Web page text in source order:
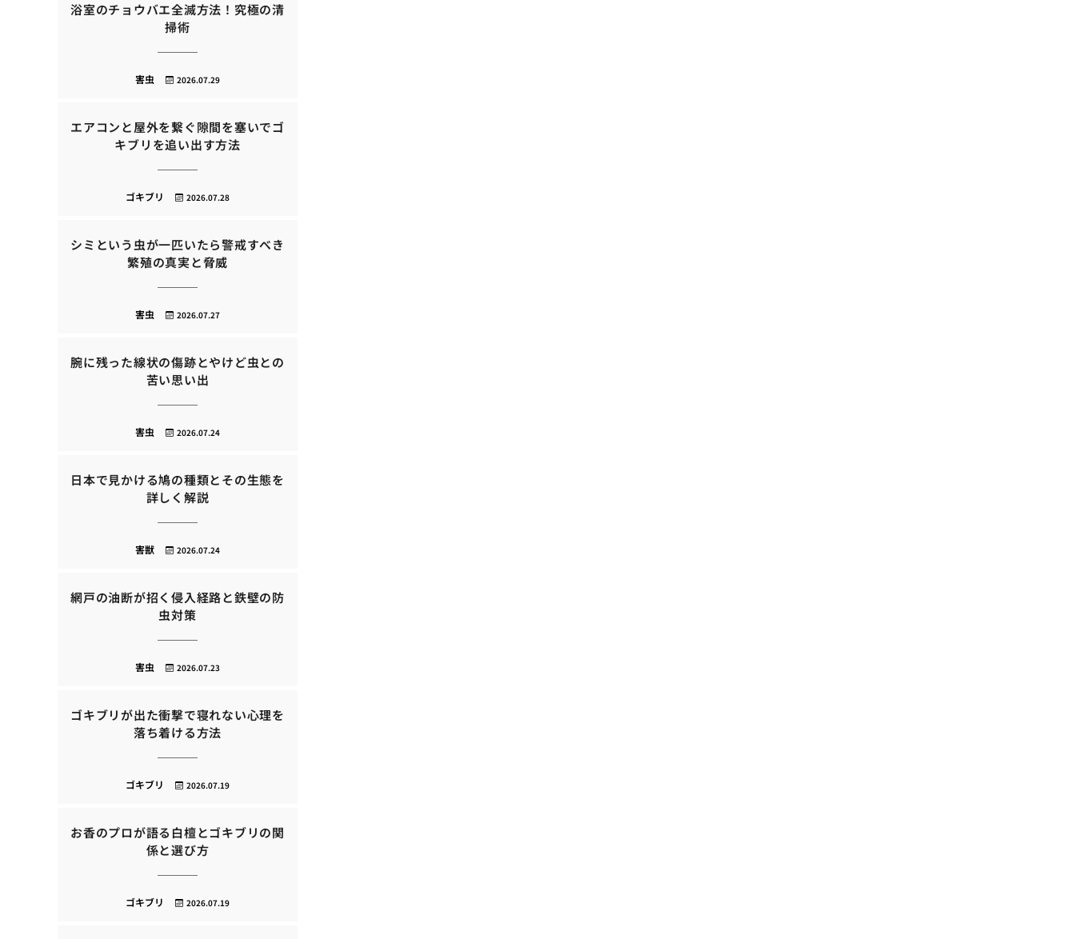
浴室のチョウバエ全滅方法！究極の清
掃術
2026.07.29
害虫
エアコンと屋外を繋ぐ隙間を塞いでゴ
キブリを追い出す方法
2026.07.28
ゴキブリ
シミという虫が一匹いたら警戒すべき
繁殖の真実と脅威
2026.07.27
害虫
腕に残った線状の傷跡とやけど虫との
苦い思い出
2026.07.24
害虫
日本で見かける鳩の種類とその生態を
詳しく解説
2026.07.24
害獣
網戸の油断が招く侵入経路と鉄壁の防
虫対策
2026.07.23
害虫
ゴキブリが出た衝撃で寝れない心理を
落ち着ける方法
2026.07.19
ゴキブリ
お香のプロが語る白檀とゴキブリの関
係と選び方
2026.07.19
ゴキブリ